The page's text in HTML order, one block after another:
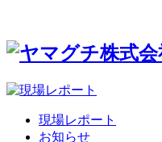
現場レポート
お知らせ